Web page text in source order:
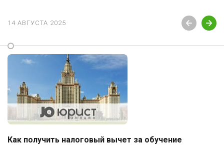
14 АВГУСТА 2025
Как получить налоговый вычет за обучение